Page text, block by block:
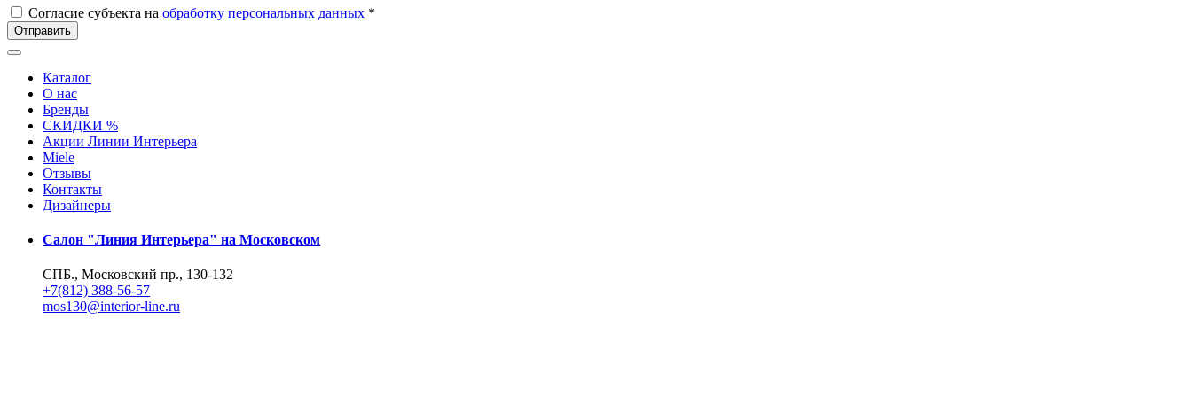
Согласие субъекта на обработку персональных данных *
Отправить
Каталог
О нас
Бренды
СКИДКИ %
Акции Линии Интерьера
Miele
Отзывы
Контакты
Дизайнеры
Салон "Линия Интерьера" на Московском
СПБ., Московский пр., 130-132
+7(812) 388-56-57
mos130@interior-line.ru